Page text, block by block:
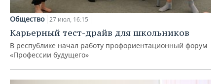
Общество 27 июл, 16:15
Карьерный тест-драйв для школьников
В республике начал работу профориентационный форум
«Профессии будущего»